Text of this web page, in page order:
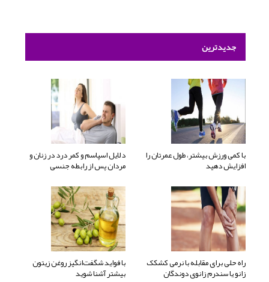
جدیدترین
با کمی ورزش بیشتر، طول عمرتان را
افزایش دهید
دلایل اسپاسم و کمر درد در زنان و
مردان پس از رابطه جنسی
راه حلی برای مقابله با نرمی کشکک
زانو یا سندرم زانوی دوندگان
با فواید شگفت‌انگیز روغن زیتون
بیشتر آشنا شوید